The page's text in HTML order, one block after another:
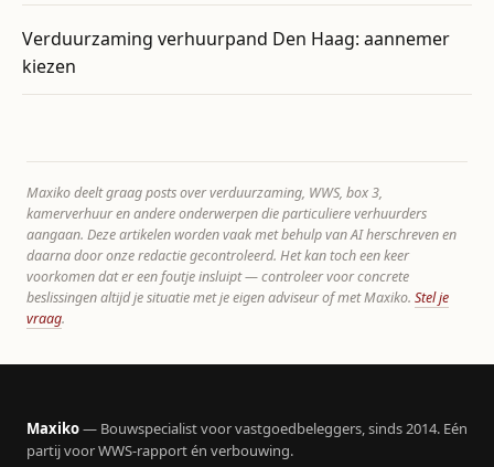
Verduurzaming verhuurpand Den Haag: aannemer
kiezen
Maxiko deelt graag posts over verduurzaming, WWS, box 3,
kamerverhuur en andere onderwerpen die particuliere verhuurders
aangaan. Deze artikelen worden vaak met behulp van AI herschreven en
daarna door onze redactie gecontroleerd. Het kan toch een keer
voorkomen dat er een foutje insluipt — controleer voor concrete
beslissingen altijd je situatie met je eigen adviseur of met Maxiko. Stel je
vraag.
Maxiko— Bouwspecialist voor vastgoedbeleggers, sinds 2014. Eén
partij voor WWS-rapport én verbouwing.